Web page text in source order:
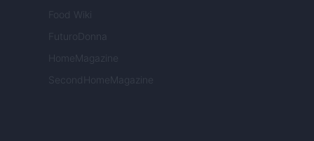
Food Wiki
FuturoDonna
HomeMagazine
SecondHomeMagazine